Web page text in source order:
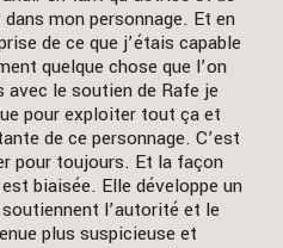
mon personnage. Et en
de ce que j’étais capable
quelque chose que l’on
avec le soutien de Rafe je
pour exploiter tout ça et
de ce personnage. C’est
pour toujours. Et la façon
biaisée. Elle développe un
l’autorité et le
plus suspicieuse et